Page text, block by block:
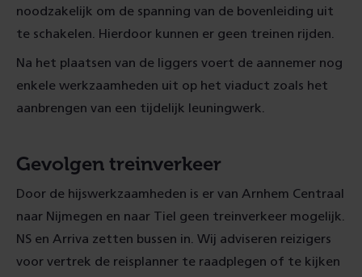
noodzakelijk om de spanning van de bovenleiding uit
te schakelen. Hierdoor kunnen er geen treinen rijden.
Na het plaatsen van de liggers voert de aannemer nog
enkele werkzaamheden uit op het viaduct zoals het
aanbrengen van een tijdelijk leuningwerk.
Gevolgen treinverkeer
Door de hijswerkzaamheden is er van Arnhem Centraal
naar Nijmegen en naar Tiel geen treinverkeer mogelijk.
NS en Arriva zetten bussen in. Wij adviseren reizigers
voor vertrek de reisplanner te raadplegen of te kijken